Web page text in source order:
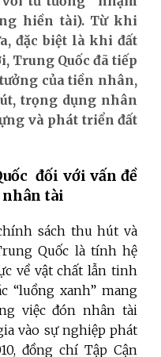
hiền tài). Từ khi
đặc biệt là khi đất
Trung Quốc đã tiếp
của tiền nhân,
trọng dụng nhân
và phát triển đất
đối với vấn đề
tài
sách thu hút và
Quốc là tính hệ
về vật chất lẫn tinh
“luồng xanh” mang
việc đón nhân tài
vào sự nghiệp phát
đồng chí Tập Cận